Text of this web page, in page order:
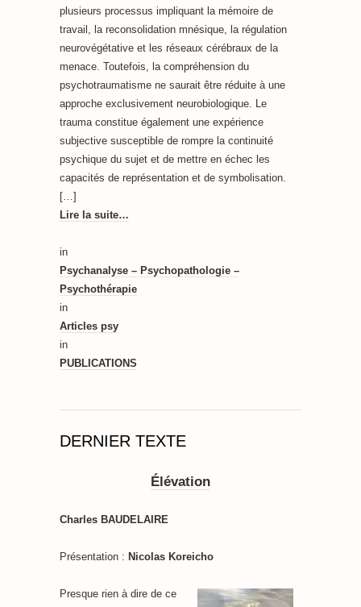
plusieurs processus impliquant la mémoire de
travail, la reconsolidation mnésique, la régulation
neurovégétative et les réseaux cérébraux de la
menace. Toutefois, la compréhension du
psychotraumatisme ne saurait être réduite à une
approche exclusivement neurobiologique. Le
trauma constitue également une expérience
subjective susceptible de rompre la continuité
psychique du sujet et de mettre en échec les
capacités de représentation et de symbolisation.
[…]
Lire la suite…
in
Psychanalyse – Psychopathologie –
Psychothérapie
in
Articles psy
in
PUBLICATIONS
DERNIER TEXTE
Élévation
Charles BAUDELAIRE
Présentation : Nicolas Koreicho
Presque rien à dire de ce